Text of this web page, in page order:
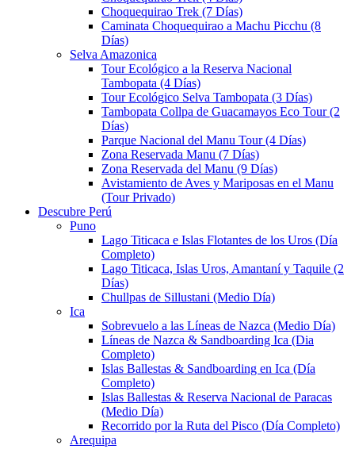
Choquequirao Trek (7 Días)
Caminata Choquequirao a Machu Picchu (8
Días)
Selva Amazonica
Tour Ecológico a la Reserva Nacional
Tambopata (4 Días)
Tour Ecológico Selva Tambopata (3 Días)
Tambopata Collpa de Guacamayos Eco Tour (2
Días)
Parque Nacional del Manu Tour (4 Días)
Zona Reservada Manu (7 Días)
Zona Reservada del Manu (9 Días)
Avistamiento de Aves y Mariposas en el Manu
(Tour Privado)
Descubre Perú
Puno
Lago Titicaca e Islas Flotantes de los Uros (Día
Completo)
Lago Titicaca, Islas Uros, Amantaní y Taquile (2
Días)
Chullpas de Sillustani (Medio Día)
Ica
Sobrevuelo a las Líneas de Nazca (Medio Día)
Líneas de Nazca & Sandboarding Ica (Dia
Completo)
Islas Ballestas & Sandboarding en Ica (Día
Completo)
Islas Ballestas & Reserva Nacional de Paracas
(Medio Día)
Recorrido por la Ruta del Pisco (Día Completo)
Arequipa